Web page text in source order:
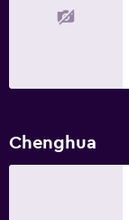
Chenghua